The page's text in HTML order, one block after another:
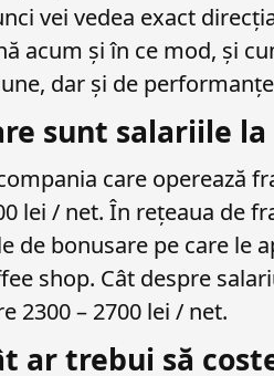
vei vedea exact
acum și în ce mod, și
dar și de
sunt salariile la
care operează
lei / net. În rețeaua de
de bonusare pe care le
shop. Cât despre
2300 – 2700 lei / net.
ar trebui să